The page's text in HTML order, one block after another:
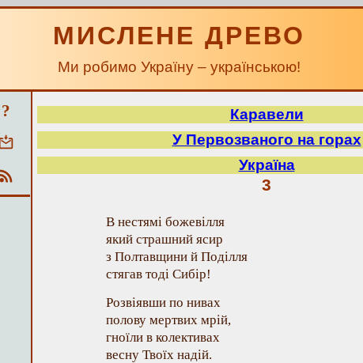
МИСЛЕНЕ ДРЕВО
Ми робимо Україну – українською!
?
Каравели
У Первозваного на горах
Україна
3
В нестямі божевілля
який страшний ясир
з Полтавщини й Поділля
стягав тоді Сибір!
Розвіявши по нивах
полову мертвих мрій,
гноїли в колективах
весну Твоїх надій.